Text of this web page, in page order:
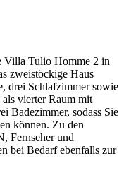
Villa Tulio Homme 2 in
zweistöckige Haus
drei Schlafzimmer sowie
als vierter Raum mit
Badezimmer, sodass Sie
können. Zu den
Fernseher und
bei Bedarf ebenfalls zur